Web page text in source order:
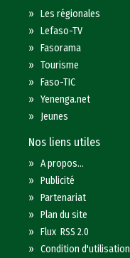
»Les régionales
»Lefaso-TV
»Fasorama
»Tourisme
»Faso-TIC
»Yenenga.net
» Jeunes
Nos liens utiles
»A propos...
»Publicité
»Partenariat
»Plan du site
»Flux RSS 2.0
»Condition d'utilisation